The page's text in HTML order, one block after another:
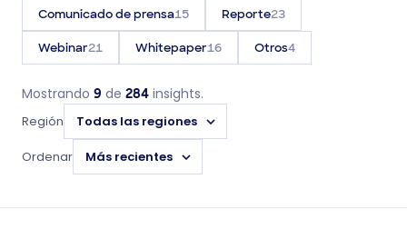
Podcast Presentación 29
Comunicado de prensa Reporte
Mostrando9de284insights.